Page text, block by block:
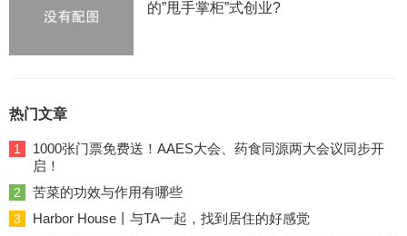
的”甩手掌柜”式创业?
热门文章
1
1000张门票免费送！AAES大会、药食同源两大会议同步开
启！
2 苦菜的功效与作用有哪些
3 Harbor House丨与TA一起，找到居住的好感觉